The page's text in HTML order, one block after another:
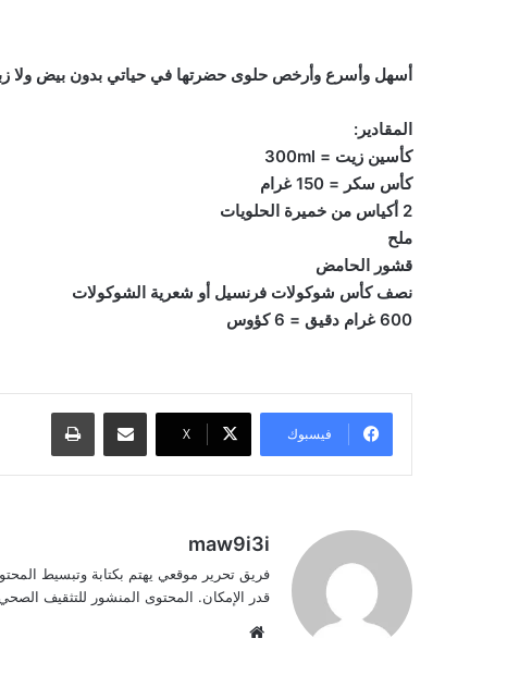
أسهل وأسرع وأرخص حلوى حضرتها في حياتي بدون بيض ولا
المقادير:
كأسين زيت = 300ml
كأس سكر = 150 غرام
2 أكياس من خميرة الحلويات
ملح
قشور الحامض
نصف كأس شوكولات فرنسيل أو شعرية الشوكولات
600 غرام دقيق = 6 كؤوس
فيسبوك ‫X
مشاركة عبر البريد طباعة
maw9i3i
فريق تحرير موقعي يهتم بكتابة وتبسيط
قدر الإمكان. المحتوى المنشور للتثقيف